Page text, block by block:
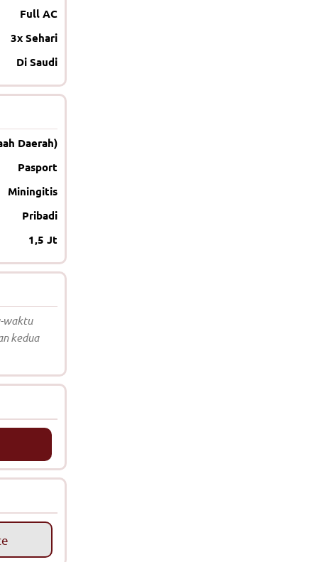
Full AC
3x Sehari
Di Saudi
Daerah)
Pasport
Miningitis
Pribadi
1,5 Jt
waktu
kedua